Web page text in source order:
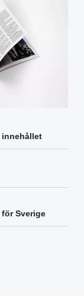
innehållet
Sverige